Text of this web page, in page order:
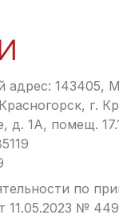
адрес: 143405,
г.
д. 1А, помещ.
по
№ 449: